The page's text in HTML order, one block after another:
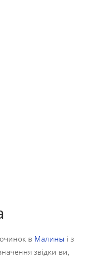
в Малины і з
звідки ви,